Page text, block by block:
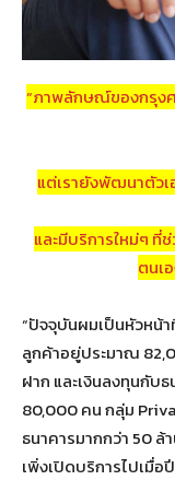
“ภาพลักษณ์ของกรุงศ
แต่เรายังพัฒนาตัว
และมีบริการใหม่ๆ
ตนเ
“ปัจจุบันผมเป็นหัวหน้
ลูกค้าอยู่ประมาณ
ฝาก และเงินลงทุนกับ
80,000 คน กลุ่ม
ธนาคารมากกว่า 50 ล้
เพิ่งเปิดบริการไปเมื่